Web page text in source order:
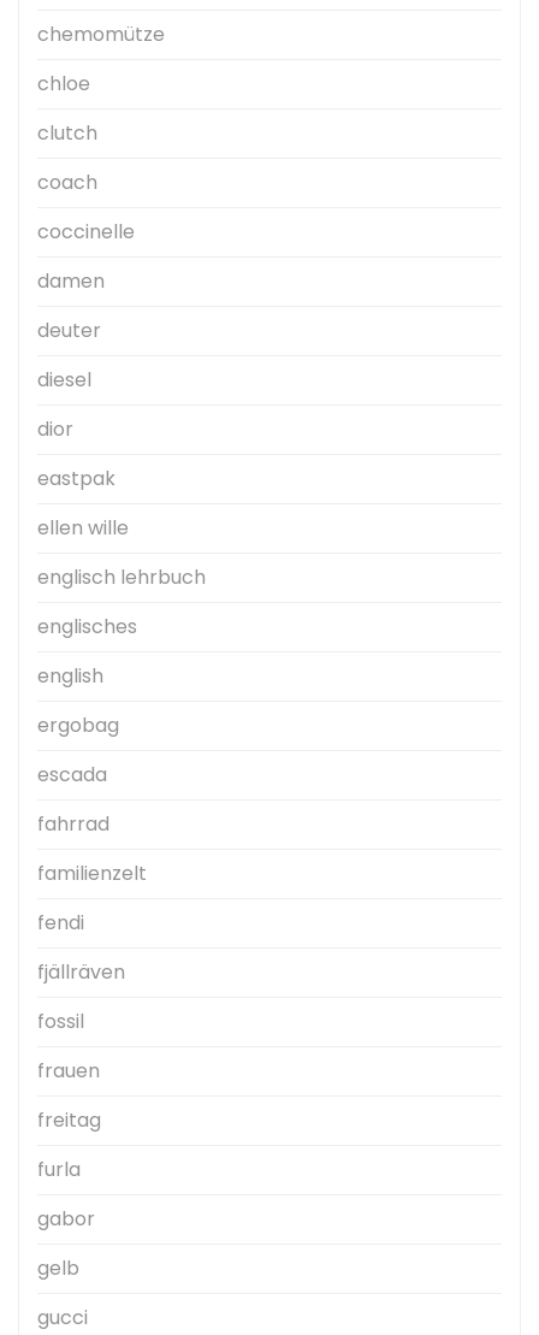
chemomütze
chloe
clutch
coach
coccinelle
damen
deuter
diesel
dior
eastpak
ellen wille
englisch lehrbuch
englisches
english
ergobag
escada
fahrrad
familienzelt
fendi
fjällräven
fossil
frauen
freitag
furla
gabor
gelb
gucci